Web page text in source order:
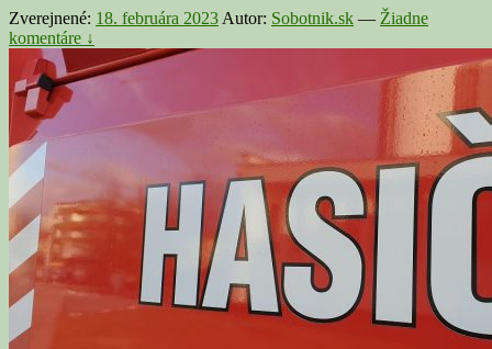
Zverejnené: 18. februára 2023 Autor: Sobotnik.sk — Žiadne
komentáre ↓